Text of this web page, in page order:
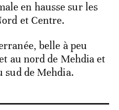
en hausse sur les
et Centre.
belle à peu
au nord de Mehdia et
sud de Mehdia.